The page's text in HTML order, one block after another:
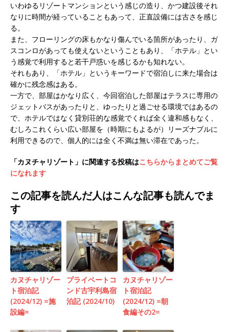
いわゆるリゾートマンションという感じの造り、かつ建設後それ
なりに時間が経っていることもあって、正直設備には古さを感じ
る。
また、フローリングの床もかなり傷んでいる箇所があったり、ガ
スコンロがあっても使えないということもあり、「ホテル」とい
う感覚で利用すると若干戸惑いを感じるかも知れない。
それもあり、「ホテル」というキーワードで宿泊しに来た場合は
確かに残念感はある。
一方で、部屋はかなり広く、今回宿泊した部屋はテラスに専用の
ジェットバスがあったりと、ゆったりと過ごせる環境ではあるの
で、ホテルではなく貸別荘的な感覚でくれば全く違和感もなく、
むしろこれくらい広い部屋を（時期にもよるが）リーズナブルに
利用できるので、個人的には全く不満は無い滞在であった。
「カヌチャリゾート」に関連する投稿はこちらからまとめてご覧
になれます
この記事を読んだ人はこんな記事も読んでま
す
カヌチャリゾー
ト宿泊記
(2024/12) =施
設編=
プライベートコ
ンド古宇利島宿
泊記 (2024/10)
カヌチャリゾー
ト宿泊記
(2024/12) =朝
食編その2=